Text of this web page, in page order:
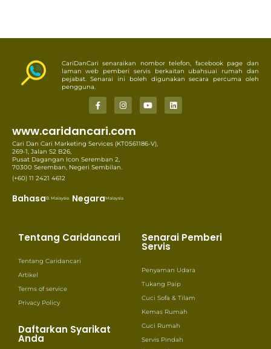
CariDanCari senaraikan nombor telefon, facebook page dan
laman web pemberi servis berkaitan ubahsuai rumah dan
pejabat. Senarai ini boleh digunakan secara percuma oleh
pengguna.
www.caridancari.com
Cari Dan Cari Marketing Services (KT0561186-V),
269-1, Jalan S2 B26,
Pusat Dagangan Icon Seremban 2,
70300 Seremban, Negeri Sembilan.
(+60) 11 2421 4612
BahasaB. Malaysia NegaraMalaysia
Tentang Caridancari
Tentang Caridancari
Artikel
Terms of service
Privacy Policy
Daftarkan Syarikat
Anda
Senarai Pemberi
Servis
Penyaman Udara
Tukang Paip
Cuci Sofa & Tilam
Kemas Rumah
Cuci Rumah
Servis Pindah